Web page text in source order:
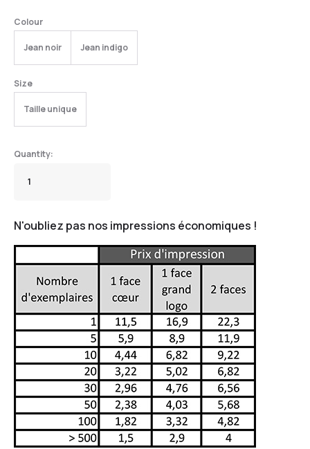
Colour
Jean noir Jean indigo
Size
Taille unique
N'oubliez pas nos impressions économiques !